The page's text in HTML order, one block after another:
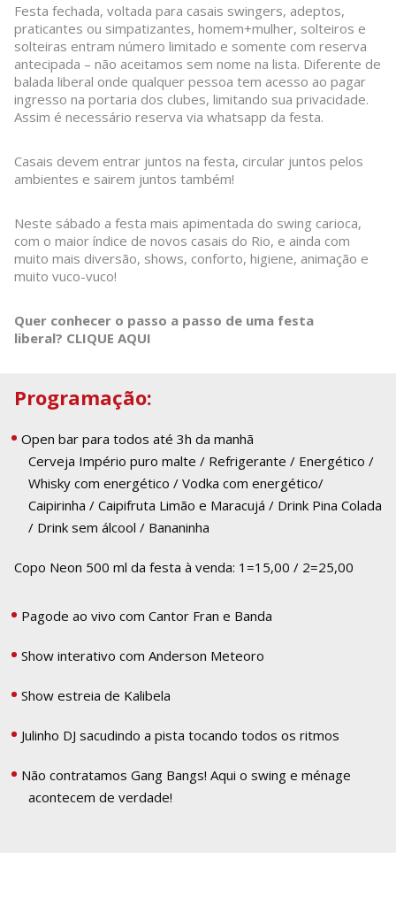
Festa fechada, voltada para casais swingers, adeptos,
praticantes ou simpatizantes, homem+mulher, solteiros e
solteiras entram número limitado e somente com reserva
antecipada – não aceitamos sem nome na lista. Diferente de
balada liberal onde qualquer pessoa tem acesso ao pagar
ingresso na portaria dos clubes, limitando sua privacidade.
Assim é necessário reserva via whatsapp da festa.
Casais devem entrar juntos na festa, circular juntos pelos
ambientes e sairem juntos também!
Neste sábado a festa mais apimentada do swing carioca,
com o maior índice de novos casais do Rio, e ainda com
muito mais diversão, shows, conforto, higiene, animação e
muito vuco-vuco!
Quer conhecer o passo a passo de uma festa
liberal? CLIQUE AQUI
Programação:
Open bar para todos até 3h da manhã
Cerveja Império puro malte / Refrigerante / Energético /
Whisky com energético / Vodka com energético/
Caipirinha / Caipifruta Limão e Maracujá / Drink Pina Colada
/ Drink sem álcool / Bananinha
Copo Neon 500 ml da festa à venda: 1=15,00 / 2=25,00
Pagode ao vivo com Cantor Fran e Banda
Show interativo com Anderson Meteoro
Show estreia de Kalibela
Julinho DJ sacudindo a pista tocando todos os ritmos
Não contratamos Gang Bangs! Aqui o swing e ménage
acontecem de verdade!